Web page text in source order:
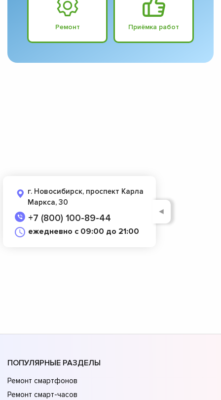
Ремонт Приёмка работ
г. Новосибирск, проспект Карла
Маркса, 30
+7 (800) 100-89-44
ежедневно с 09:00 до 21:00
◄
ПОПУЛЯРНЫЕ РАЗДЕЛЫ
Ремонт смартфонов
Ремонт смарт-часов